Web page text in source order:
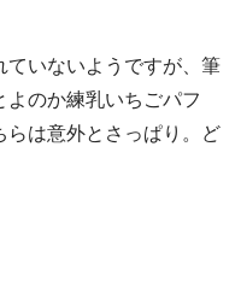
ていないようですが、筆
のか練乳いちごパフ
らは意外とさっぱり。ど